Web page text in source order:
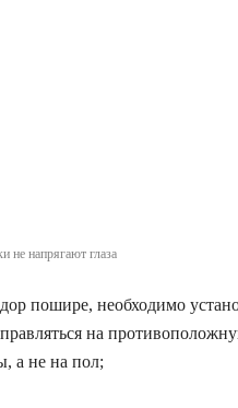
не напрягают глаза
пошире, необходимо
на
а не на пол;